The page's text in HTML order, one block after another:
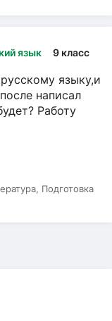
язык 9 класс
языку,и
написал
Работу
Подготовка